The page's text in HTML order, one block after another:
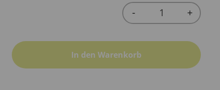
Quantity
- +
In den Warenkorb